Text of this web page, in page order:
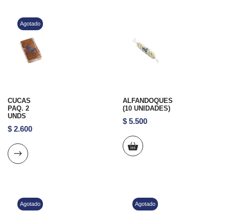
Agotado
CUCAS
PAQ. 2
UNDS
$ 2.600
ALFANDOQUES
(10 UNIDADES)
$5.500
Agotado Agotado